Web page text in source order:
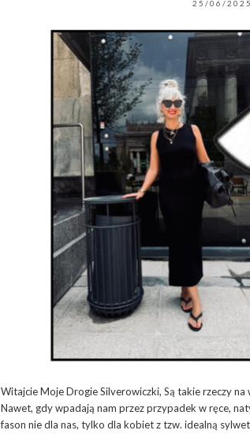
25/06/2025
Witajcie Moje Drogie Silverowiczki, Są takie rzeczy
Nawet, gdy wpadają nam przez przypadek w ręce,
fason nie dla nas, tylko dla kobiet z tzw. idealną